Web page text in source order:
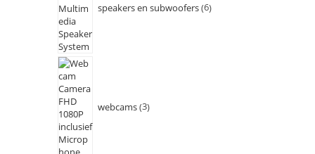
speakers en subwoofers 6
webcams 3